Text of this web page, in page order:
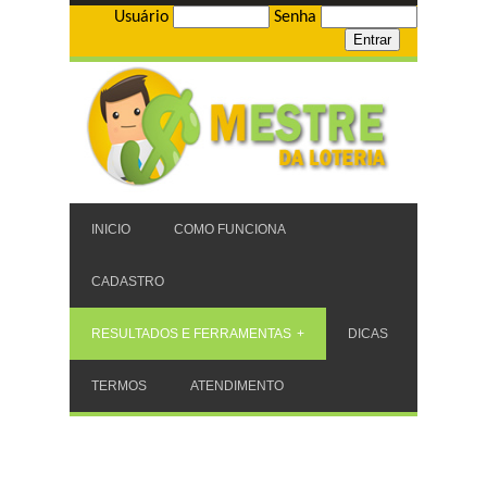
Usuário Senha
INICIO COMO FUNCIONA
CADASTRO
RESULTADOS E FERRAMENTAS DICAS
TERMOS ATENDIMENTO